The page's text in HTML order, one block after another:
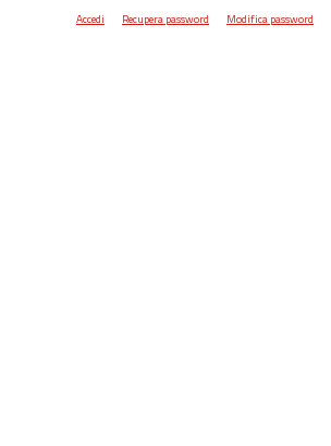
Accedi Recupera password Modifica password